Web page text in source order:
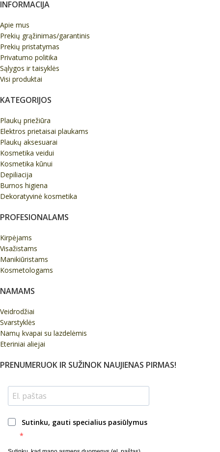
INFORMACIJA
Apie mus
Prekių grąžinimas/garantinis
Prekių pristatymas
Privatumo politika
Sąlygos ir taisyklės
Visi produktai
KATEGORIJOS
Plaukų priežiūra
Elektros prietaisai plaukams
Plaukų aksesuarai
Kosmetika veidui
Kosmetika kūnui
Depiliacija
Burnos higiena
Dekoratyvinė kosmetika
PROFESIONALAMS
Kirpėjams
Visažistams
Manikiūristams
Kosmetologams
NAMAMS
Veidrodžiai
Svarstyklės
Namų kvapai su lazdelėmis
Eteriniai aliejai
PRENUMERUOK IR SUŽINOK NAUJIENAS PIRMAS!
Sutinku, gauti specialius pasiūlymus